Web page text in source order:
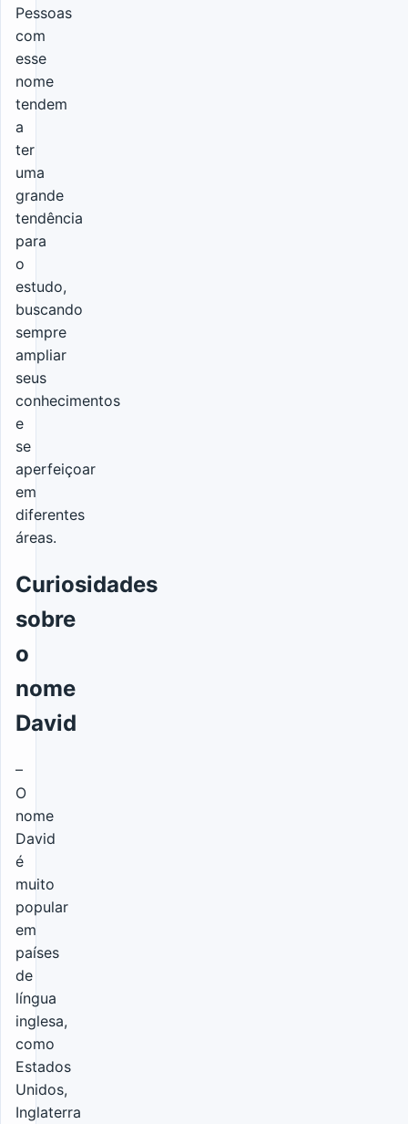
Pessoas
com
esse
nome
tendem
a
ter
uma
grande
tendência
para
o
estudo,
buscando
sempre
ampliar
seus
conhecimentos
e
se
aperfeiçoar
em
diferentes
áreas.
Curiosidades
sobre
o
nome
David
–
O
nome
David
é
muito
popular
em
países
de
língua
inglesa,
como
Estados
Unidos,
Inglaterra